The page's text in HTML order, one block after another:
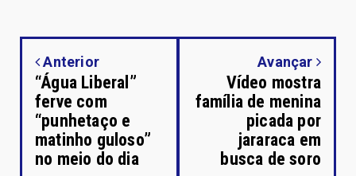
Anterior
“Água Liberal”
ferve com
“punhetaço e
matinho guloso”
no meio do dia
Avançar
Vídeo mostra
família de menina
picada por
jararaca em
busca de soro